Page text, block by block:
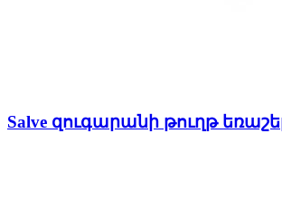
Salve զուգարանի թուղթ